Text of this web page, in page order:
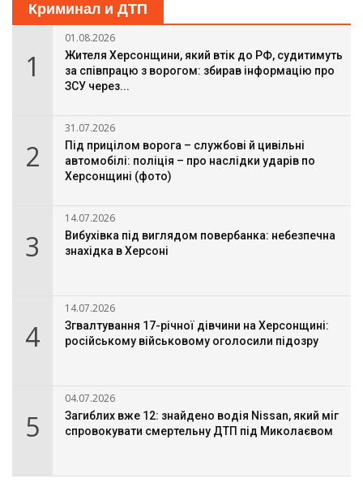
Криминал и ДТП
1
01.08.2026
Жителя Херсонщини, який втік до РФ, судитимуть
за співпрацю з ворогом: збирав інформацію про
ЗСУ через...
2
31.07.2026
Під прицілом ворога – службові й цивільні
автомобілі: поліція – про наслідки ударів по
Херсонщині (фото)
3
14.07.2026
Вибухівка під виглядом повербанка: небезпечна
знахідка в Херсоні
4
14.07.2026
Згвалтування 17-річної дівчини на Херсонщині:
російському військовому оголосили підозру
5
04.07.2026
Загиблих вже 12: знайдено водія Nissan, який міг
спровокувати смертельну ДТП під Миколаєвом